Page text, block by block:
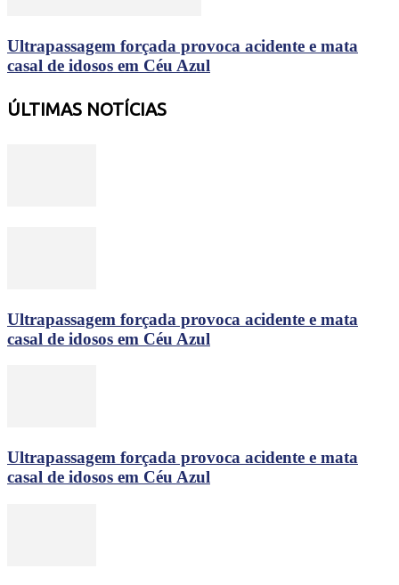
Ultrapassagem forçada provoca acidente e mata
casal de idosos em Céu Azul
ÚLTIMAS NOTÍCIAS
Ultrapassagem forçada provoca acidente e mata
casal de idosos em Céu Azul
Ultrapassagem forçada provoca acidente e mata
casal de idosos em Céu Azul